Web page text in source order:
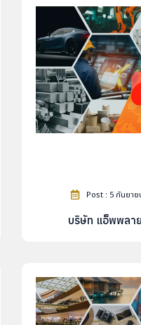
Post : 5 กันยาย
บริษัท แอ็พพลา